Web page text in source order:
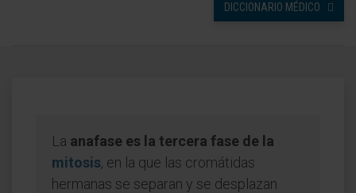
DICCIONARIO MÉDICO
La anafase es la tercera fase de la
mitosis, en la que las cromátidas
hermanas se separan y se desplazan